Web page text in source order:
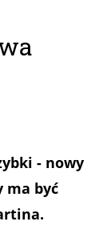
- nowy
ma być